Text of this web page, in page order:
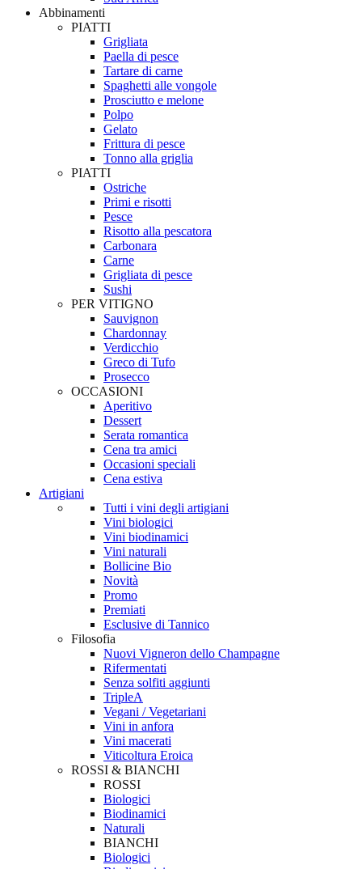
Abbinamenti
PIATTI
Grigliata
Paella di pesce
Tartare di carne
Spaghetti alle vongole
Prosciutto e melone
Polpo
Gelato
Frittura di pesce
Tonno alla griglia
PIATTI
Ostriche
Primi e risotti
Pesce
Risotto alla pescatora
Carbonara
Carne
Grigliata di pesce
Sushi
PER VITIGNO
Sauvignon
Chardonnay
Verdicchio
Greco di Tufo
Prosecco
OCCASIONI
Aperitivo
Dessert
Serata romantica
Cena tra amici
Occasioni speciali
Cena estiva
Artigiani
Tutti i vini degli artigiani
Vini biologici
Vini biodinamici
Vini naturali
Bollicine Bio
Novità
Promo
Premiati
Esclusive di Tannico
Filosofia
Nuovi Vigneron dello Champagne
Rifermentati
Senza solfiti aggiunti
TripleA
Vegani / Vegetariani
Vini in anfora
Vini macerati
Viticoltura Eroica
ROSSI & BIANCHI
ROSSI
Biologici
Biodinamici
Naturali
BIANCHI
Biologici